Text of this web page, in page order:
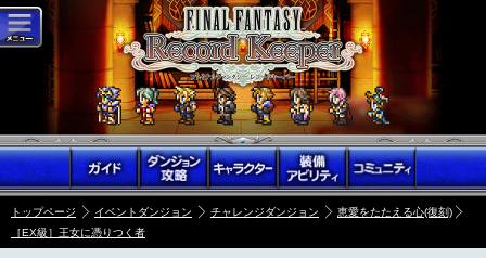
トップページ イベントダンジョン チャレンジダンジョン
恵愛をたたえる心(復刻)
［EX級］王女に憑りつく者